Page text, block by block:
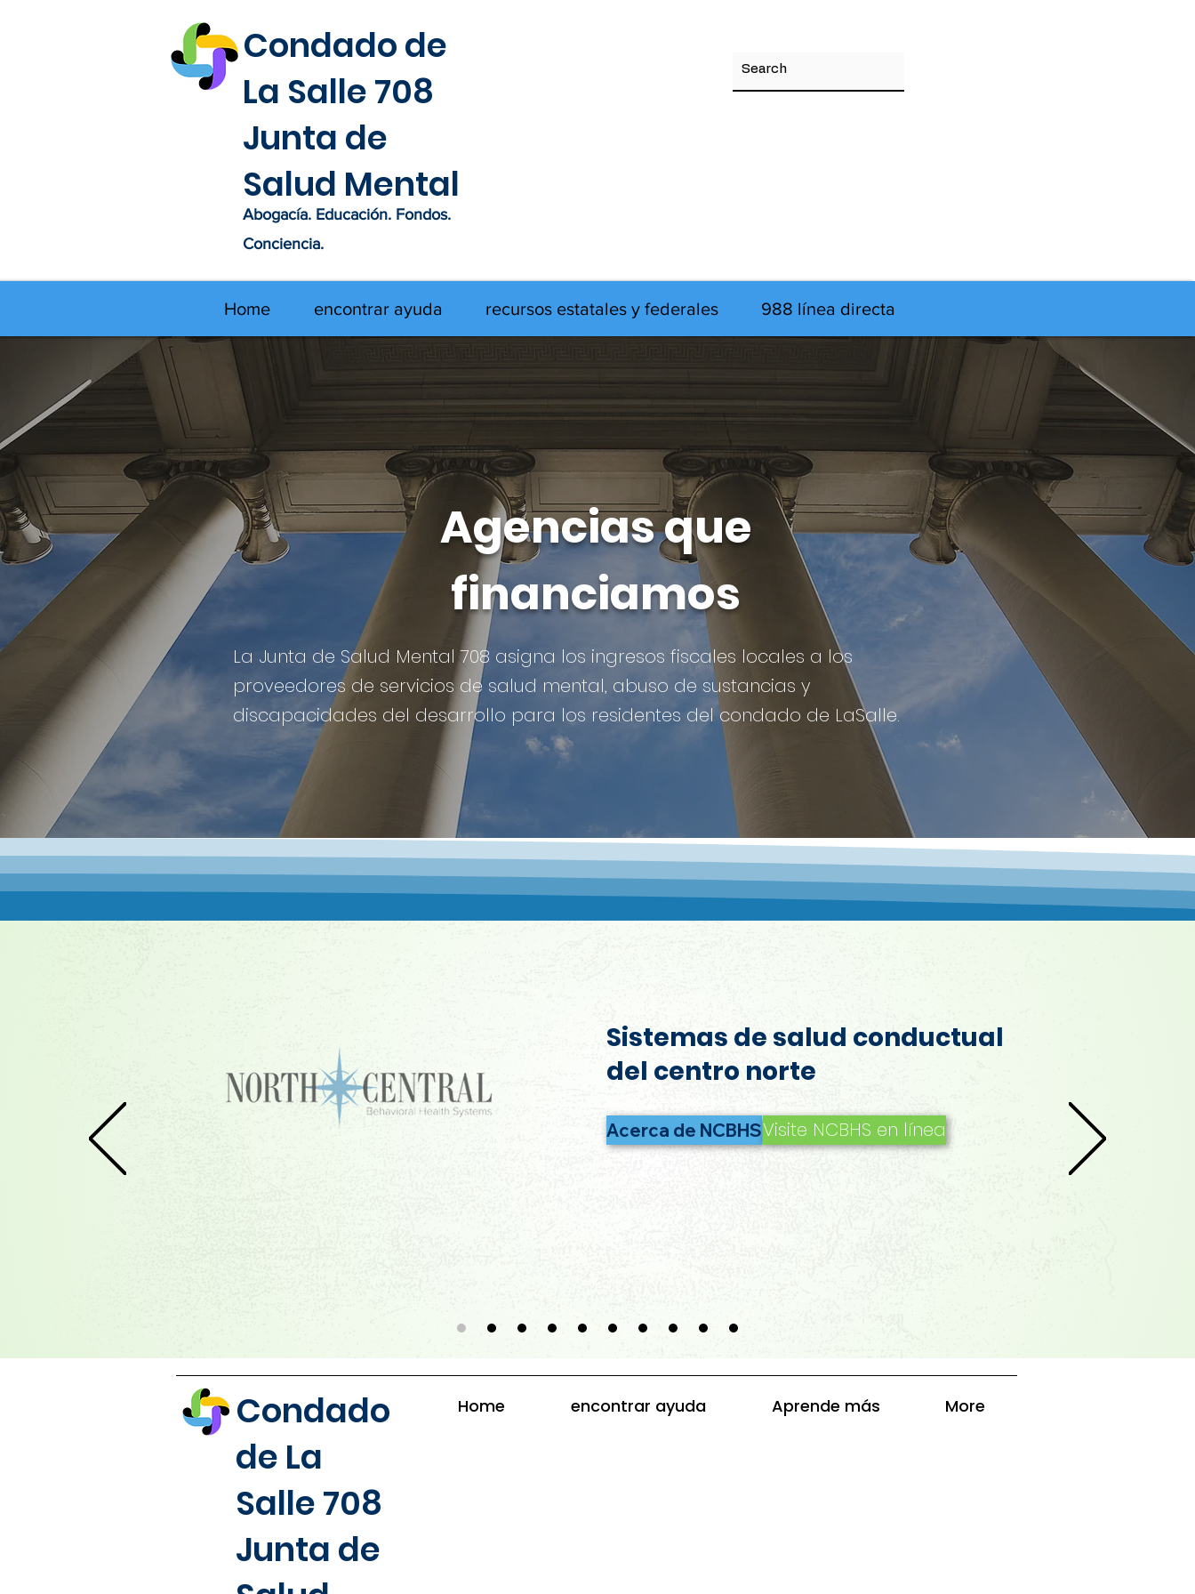
Condado de
La Salle 708
Junta de
Salud Mental
Abogacía. Educación. Fondos.
Conciencia.
Home encontrar ayuda recursos estatales y federales 988 línea directa
Agencias que
financiamos
La Junta de Salud Mental 708 asigna los ingresos fiscales locales a los
proveedores de servicios de salud mental, abuso de sustancias y
discapacidades del desarrollo para los residentes del condado de LaSalle.
Sistemas de salud conductual
del centro norte
Acerca de NCBHSVisite NCBHS en línea
Condado
de La
Salle 708
Junta de
Home encontrar ayuda Aprende más More